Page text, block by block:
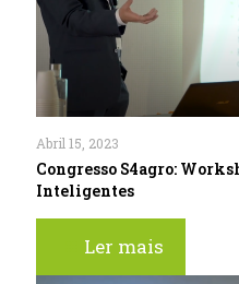
Abril 15, 2023
Congresso S4agro:
Inteligentes
Ler mais